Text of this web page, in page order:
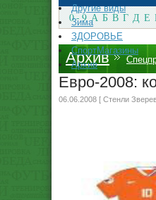
Другие виды
Зима
ЗДОРОВЬЕ
СпортМагазины
Архив
0 - 9 А Б В Г Д Е
Архив
Евро-2008:
06.06.2008 [ Стенли